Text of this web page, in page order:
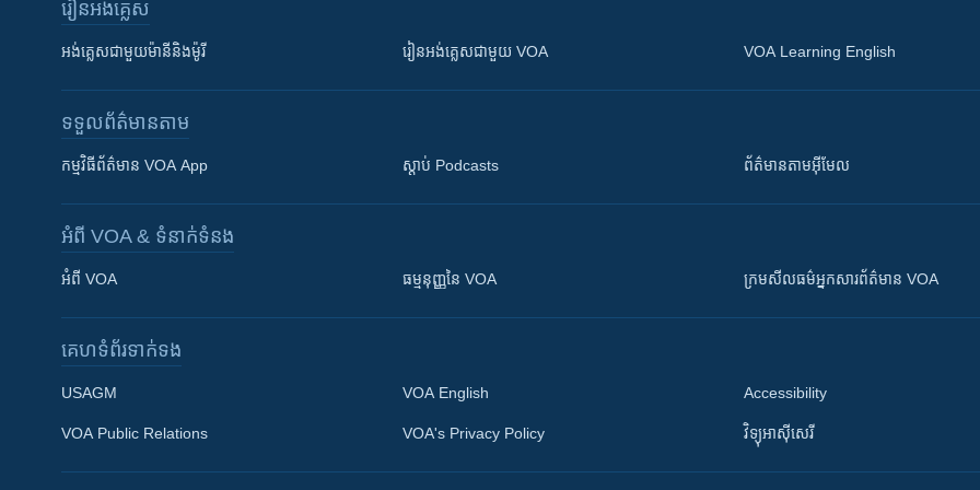
រៀន​​អង់គ្លេស
អង់គ្លេស​ជាមួយ​ម៉ានី​និង​ម៉ូរី រៀន​​​​​​អង់គ្លេស​​ជាមួយ VOA VOA Learning English
ទទួល​ព័ត៌មាន​តាម
កម្មវិធី​ព័ត៌មាន VOA App ស្តាប់ Podcasts ព័ត៌មាន​តាម​អ៊ីមែល
អំពី​ VOA & ទំនាក់ទំនង
អំពី​ VOA ធម្មនុញ្ញ​នៃ VOA ក្រម​​​សីលធម៌​​​អ្នក​​​សារព័ត៌មាន VOA
គេហទំព័រ​​ទាក់ទង
USAGM
VOA Public Relations
VOA English
VOA's Privacy Policy
Accessibility
វិទ្យុ​អាស៊ី​សេរី